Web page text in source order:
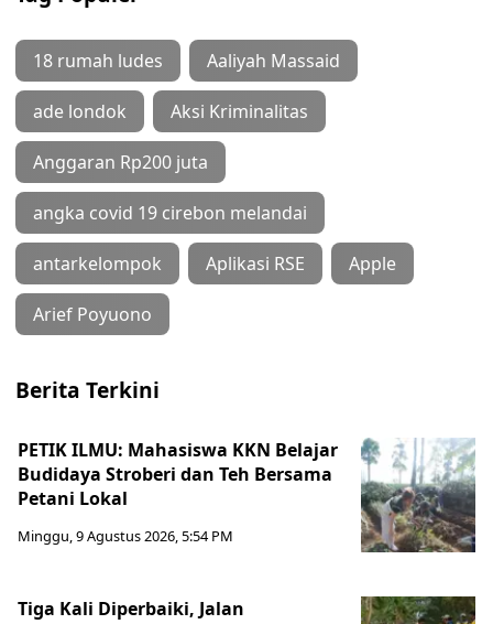
18 rumah ludes Aaliyah Massaid
ade londok Aksi Kriminalitas
Anggaran Rp200 juta
angka covid 19 cirebon melandai
antarkelompok Aplikasi RSE Apple
Arief Poyuono
Berita Terkini
PETIK ILMU: Mahasiswa KKN Belajar
Budidaya Stroberi dan Teh Bersama
Petani Lokal
Minggu, 9 Agustus 2026, 5:54 PM
Tiga Kali Diperbaiki, Jalan